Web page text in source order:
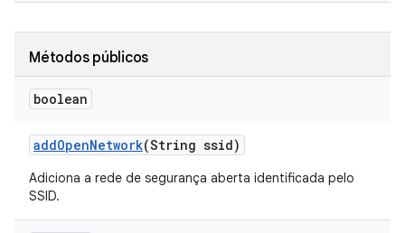
Métodos públicos
boolean
addOpenNetwork(String ssid)
Adiciona a rede de segurança aberta identificada pelo
SSID.